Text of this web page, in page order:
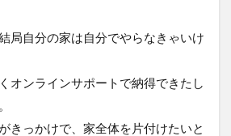
局自分の家は自分でやらなきゃいけ
オンラインサポートで納得できたし
きっかけで、家全体を片付けたいと